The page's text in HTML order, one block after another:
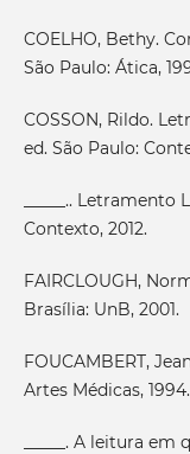
COELHO, Bethy.
São Paulo: Ática,
COSSON, Rildo.
ed. São Paulo:
_____..
Contexto, 2012.
FAIRCLOUGH,
Brasília: UnB, 2001.
FOUCAMBERT,
Artes Médicas, 1994.
_____. A leitura